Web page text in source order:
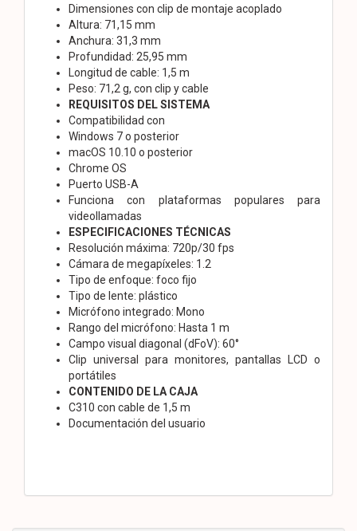
Dimensiones con clip de montaje acoplado
Altura: 71,15 mm
Anchura: 31,3 mm
Profundidad: 25,95 mm
Longitud de cable: 1,5 m
Peso: 71,2 g, con clip y cable
REQUISITOS DEL SISTEMA
Compatibilidad con
Windows 7 o posterior
macOS 10.10 o posterior
Chrome OS
Puerto USB-A
Funciona con plataformas populares para
videollamadas
ESPECIFICACIONES TÉCNICAS
Resolución máxima: 720p/30 fps
Cámara de megapíxeles: 1.2
Tipo de enfoque: foco fijo
Tipo de lente: plástico
Micrófono integrado: Mono
Rango del micrófono: Hasta 1 m
Campo visual diagonal (dFoV): 60°
Clip universal para monitores, pantallas LCD o
portátiles
CONTENIDO DE LA CAJA
C310 con cable de 1,5 m
Documentación del usuario